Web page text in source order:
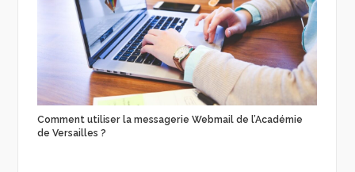
Comment utiliser la messagerie Webmail de l’Académie
de Versailles ?